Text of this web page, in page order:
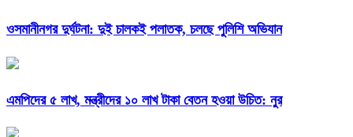
ওসমানীনগর দুর্ঘটনা: দুই চালকই পলাতক, চলছে পুলিশি অভিযান
এমপিদের ৫ লাখ, মন্ত্রীদের ১০ লাখ টাকা বেতন হওয়া উচিত: নুর